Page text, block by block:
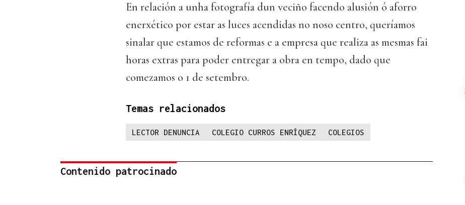
En relación a unha fotografía dun veciño facendo alusión ó aforro
enerxético por estar as luces acendidas no noso centro, queríamos
sinalar que estamos de reformas e a empresa que realiza as mesmas fai
horas extras para poder entregar a obra en tempo, dado que
comezamos o 1 de setembro.
Temas relacionados
LECTOR DENUNCIA COLEGIO CURROS ENRÍQUEZ COLEGIOS
Contenido patrocinado